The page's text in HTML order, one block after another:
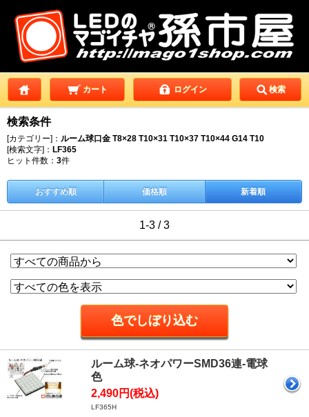
カート ログイン 検索
検索条件
[カテゴリー]： ルーム球口金 T8×28 T10×31 T10×37 T10×44 G14 T10
[検索文字]： LF365
ヒット件数： 3件
おすすめ順 価格順 新着順
1-3 / 3
ルーム球-ネオパワーSMD36連-電球
色
2,490円(税込)
LF365H